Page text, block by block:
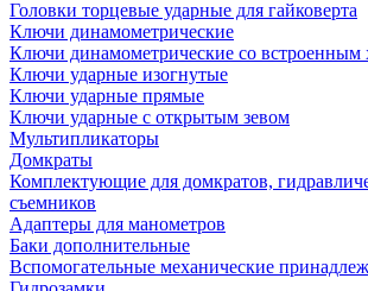
Головки торцевые ударные для гайковерта
Ключи динамометрические
Ключи динамометрические со встроенным
Ключи ударные изогнутые
Ключи ударные прямые
Ключи ударные с открытым зевом
Мультипликаторы
Домкраты
Комплектующие для домкратов,
съемников
Адаптеры для манометров
Баки дополнительные
Вспомогательные механические